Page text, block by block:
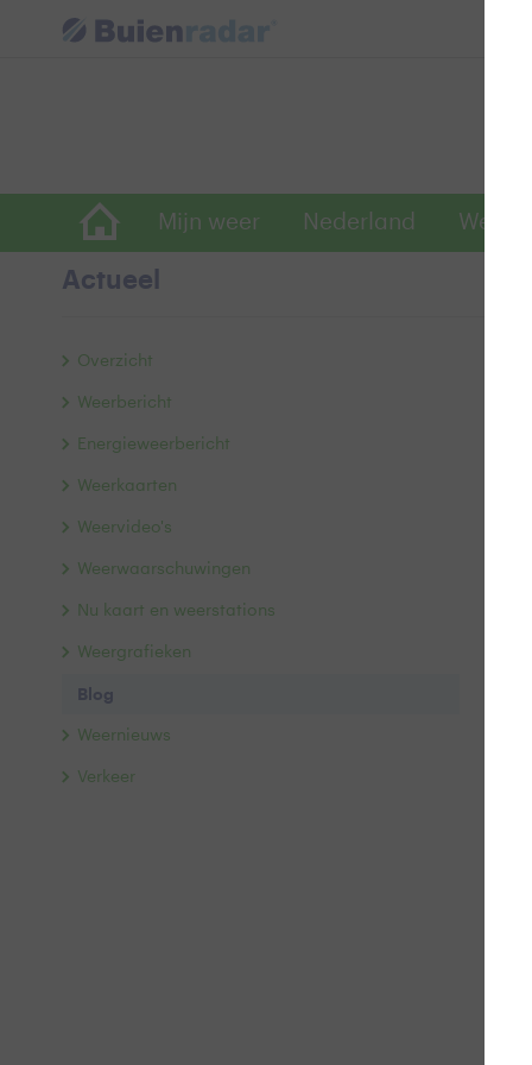
Mijn weer Nederland
Actueel
Overzicht
Weerbericht
Energieweerbericht
Weerkaarten
Weervideo's
Weerwaarschuwingen
Nu kaart en weerstations
Weergrafieken
Blog
Weernieuws
Verkeer